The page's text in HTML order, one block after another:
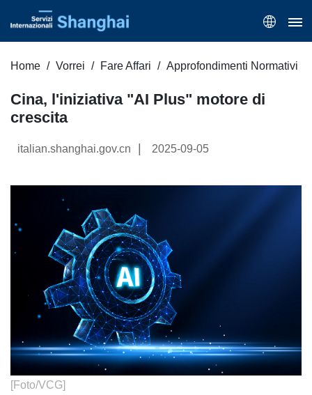
Home Vorrei Fare Affari Approfondimenti Normativi
Cina, l'iniziativa "AI Plus" motore di
crescita
italian.shanghai.gov.cn | 2025-09-05
​[Foto/VCG]